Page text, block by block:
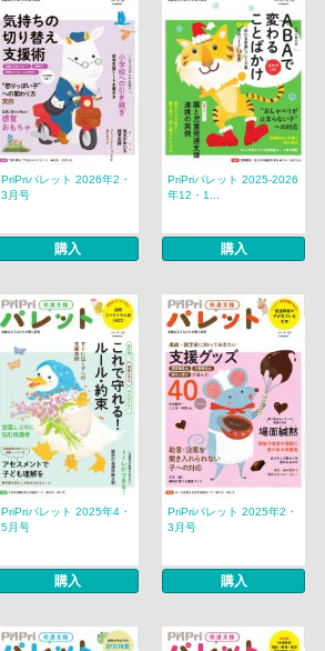
PriPriパレット 2026年2・
3月号
購入
PriPriパレット 2025-2026
年12・1...
購入
PriPriパレット 2025年4・
5月号
購入
PriPriパレット 2025年2・
3月号
購入